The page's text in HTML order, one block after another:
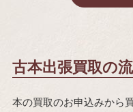
古本出張買取の
本の買取のお申込みから